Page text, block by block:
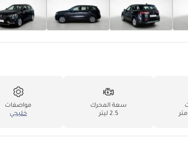
سعة المحرك
2.5 ليتر
مواصفات
خليجي